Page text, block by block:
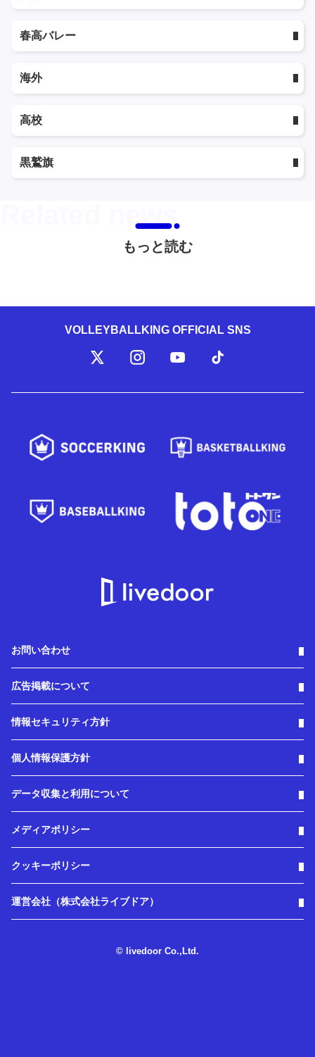
春高バレー
海外
高校
黒鷲旗
もっと読む
VOLLEYBALLKING OFFICIAL SNS
お問い合わせ
広告掲載について
情報セキュリティ方針
個人情報保護方針
データ収集と利用について
メディアポリシー
クッキーポリシー
運営会社（株式会社ライブドア）
© livedoor Co.,Ltd.